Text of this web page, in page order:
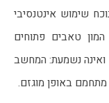
באופן מוגזם.